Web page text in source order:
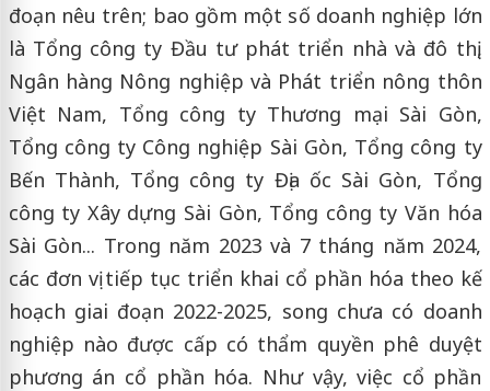
đoạn nêu trên; bao gồm một số doanh nghiệp lớn
là Tổng công ty Đầu tư phát triển nhà và đô thị,
Ngân hàng Nông nghiệp và Phát triển nông thôn
Việt Nam, Tổng công ty Thương mại Sài Gòn,
Tổng công ty Công nghiệp Sài Gòn, Tổng công ty
Bến Thành, Tổng công ty Địa ốc Sài Gòn, Tổng
công ty Xây dựng Sài Gòn, Tổng công ty Văn hóa
Sài Gòn... Trong năm 2023 và 7 tháng năm 2024,
các đơn vị tiếp tục triển khai cổ phần hóa theo kế
hoạch giai đoạn 2022-2025, song chưa có doanh
nghiệp nào được cấp có thẩm quyền phê duyệt
phương án cổ phần hóa. Như vậy, việc cổ phần